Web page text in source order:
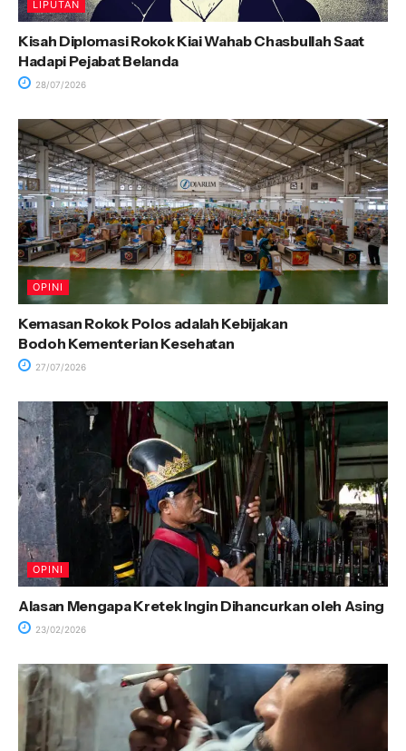
LIPUTAN
Kisah Diplomasi Rokok Kiai Wahab Chasbullah Saat
Hadapi Pejabat Belanda
28/07/2026
OPINI
Kemasan Rokok Polos adalah Kebijakan
Bodoh Kementerian Kesehatan
27/07/2026
OPINI
Alasan Mengapa Kretek Ingin Dihancurkan oleh Asing
23/02/2026